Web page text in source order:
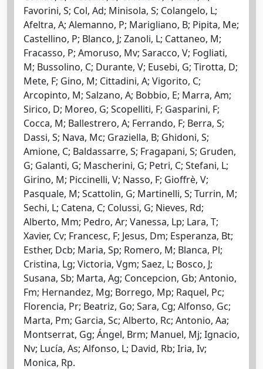
Favorini, S; Col, Ad; Minisola, S; Colangelo, L;
Afeltra, A; Alemanno, P; Marigliano, B; Pipita, Me;
Castellino, P; Blanco, J; Zanoli, L; Cattaneo, M;
Fracasso, P; Amoruso, Mv; Saracco, V; Fogliati,
M; Bussolino, C; Durante, V; Eusebi, G; Tirotta, D;
Mete, F; Gino, M; Cittadini, A; Vigorito, C;
Arcopinto, M; Salzano, A; Bobbio, E; Marra, Am;
Sirico, D; Moreo, G; Scopelliti, F; Gasparini, F;
Cocca, M; Ballestrero, A; Ferrando, F; Berra, S;
Dassi, S; Nava, Mc; Graziella, B; Ghidoni, S;
Amione, C; Baldassarre, S; Fragapani, S; Gruden,
G; Galanti, G; Mascherini, G; Petri, C; Stefani, L;
Girino, M; Piccinelli, V; Nasso, F; Gioffrè, V;
Pasquale, M; Scattolin, G; Martinelli, S; Turrin, M;
Sechi, L; Catena, C; Colussi, G; Nieves, Rd;
Alberto, Mm; Pedro, Ar; Vanessa, Lp; Lara, T;
Xavier, Cv; Francesc, F; Jesus, Dm; Esperanza, Bt;
Esther, Dcb; Maria, Sp; Romero, M; Blanca, Pl;
Cristina, Lg; Victoria, Vgm; Saez, L; Bosco, J;
Susana, Sb; Marta, Ag; Concepcion, Gb; Antonio,
Fm; Hernandez, Mg; Borrego, Mp; Raquel, Pc;
Florencia, Pr; Beatriz, Go; Sara, Cg; Alfonso, Gc;
Marta, Pm; Garcia, Sc; Alberto, Rc; Antonio, Aa;
Montserrat, Gg; Ángel, Brm; Manuel, Mj; Ignacio,
Nv; Lucía, As; Alfonso, L; David, Rb; Iria, Iv;
Monica, Rp.